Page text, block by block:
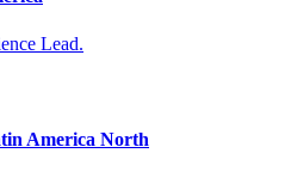
America North